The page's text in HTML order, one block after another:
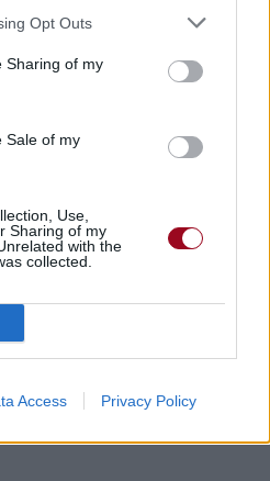
Opt Outs
Sharing of my
Sale of my
Use,
Sharing of my
with the
collected.
Access Privacy Policy